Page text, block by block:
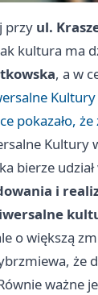
przy ul.
kultura ma
, a w
pokazało,
Kultury
bierze udział
i
o większą
że
ważne